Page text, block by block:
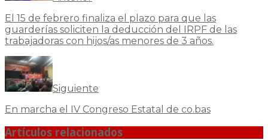
El 15 de febrero finaliza el plazo para que las
guarderías soliciten la deducción del IRPF de las
trabajadoras con hijos/as menores de 3 años.
Siguiente
En marcha el IV Congreso Estatal de co.bas
Artículos relacionados